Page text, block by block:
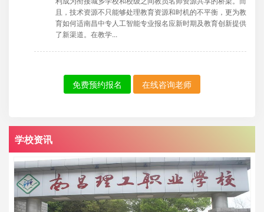
且，技术资源不只能够处理教育资源和时机的不平衡，更为教
育如何适南昌中专人工智能专业报名应新时期及教育创新提供
了新渠道。在教学...
免费预约报名 在线咨询老师
学校资讯